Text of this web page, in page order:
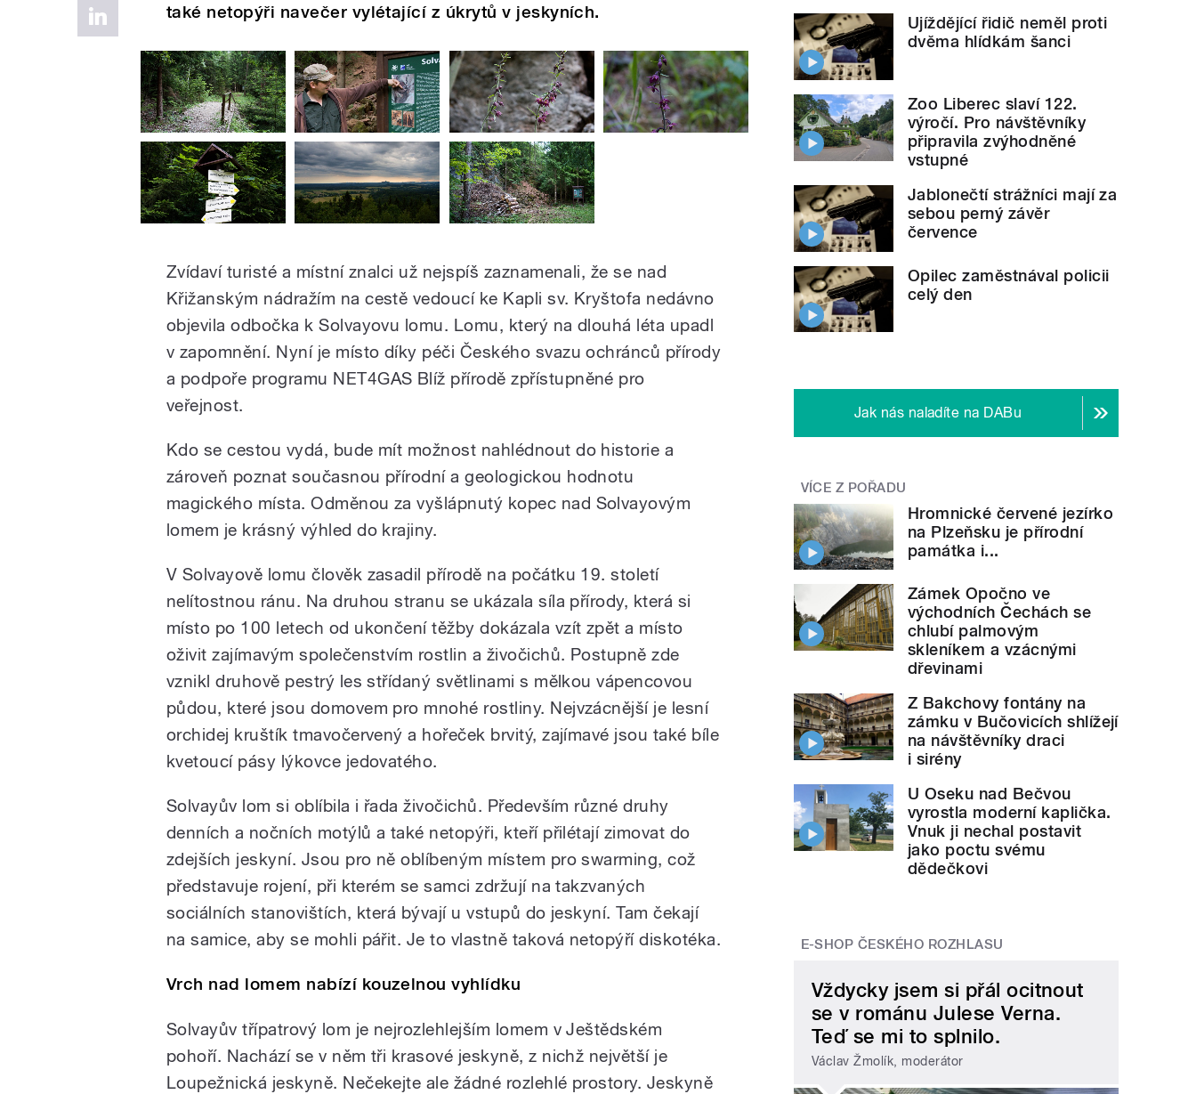
také netopýři navečer vylétající z úkrytů v jeskyních.
Zvídaví turisté a místní znalci už nejspíš zaznamenali, že se nad
Křižanským nádražím na cestě vedoucí ke Kapli sv. Kryštofa nedávno
objevila odbočka k Solvayovu lomu. Lomu, který na dlouhá léta upadl
v zapomnění. Nyní je místo díky péči Českého svazu ochránců přírody
a podpoře programu NET4GAS Blíž přírodě zpřístupněné pro
veřejnost.
Kdo se cestou vydá, bude mít možnost nahlédnout do historie a
zároveň poznat současnou přírodní a geologickou hodnotu
magického místa. Odměnou za vyšlápnutý kopec nad Solvayovým
lomem je krásný výhled do krajiny.
V Solvayově lomu člověk zasadil přírodě na počátku 19. století
nelítostnou ránu. Na druhou stranu se ukázala síla přírody, která si
místo po 100 letech od ukončení těžby dokázala vzít zpět a místo
oživit zajímavým společenstvím rostlin a živočichů. Postupně zde
vznikl druhově pestrý les střídaný světlinami s mělkou vápencovou
půdou, které jsou domovem pro mnohé rostliny. Nejvzácnější je lesní
orchidej kruštík tmavočervený a hořeček brvitý, zajímavé jsou také bíle
kvetoucí pásy lýkovce jedovatého.
Solvayův lom si oblíbila i řada živočichů. Především různé druhy
denních a nočních motýlů a také netopýři, kteří přilétají zimovat do
zdejších jeskyní. Jsou pro ně oblíbeným místem pro swarming, což
představuje rojení, při kterém se samci zdržují na takzvaných
sociálních stanovištích, která bývají u vstupů do jeskyní. Tam čekají
na samice, aby se mohli pářit. Je to vlastně taková netopýří diskotéka.
Vrch nad lomem nabízí kouzelnou vyhlídku
Solvayův třípatrový lom je nejrozlehlejším lomem v Ještědském
pohoří. Nachází se v něm tři krasové jeskyně, z nichž největší je
Loupežnická jeskyně. Nečekejte ale žádné rozlehlé prostory. Jeskyně
Ujíždějící řidič neměl proti
dvěma hlídkám šanci
Zoo Liberec slaví 122.
výročí. Pro návštěvníky
připravila zvýhodněné
vstupné
Jablonečtí strážníci mají za
sebou perný závěr
července
Opilec zaměstnával policii
celý den
Jak nás naladíte na DABu
VÍCE Z POŘADU
Hromnické červené jezírko
na Plzeňsku je přírodní
památka i...
Zámek Opočno ve
východních Čechách se
chlubí palmovým
skleníkem a vzácnými
dřevinami
Z Bakchovy fontány na
zámku v Bučovicích shlížejí
na návštěvníky draci
i sirény
U Oseku nad Bečvou
vyrostla moderní kaplička.
Vnuk ji nechal postavit
jako poctu svému
dědečkovi
E-SHOP ČESKÉHO ROZHLASU
Vždycky jsem si přál ocitnout
se v románu Julese Verna.
Teď se mi to splnilo.
Václav Žmolík, moderátor